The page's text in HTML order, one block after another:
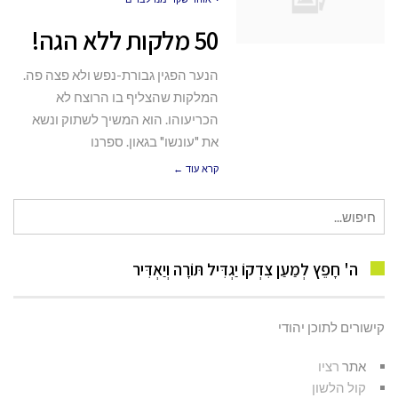
50 מלקות ללא הגה!
הנער הפגין גבורת-נפש ולא פצה פה.
המלקות שהצליף בו הרוצח לא
הכריעוהו. הוא המשיך לשתוק ונשא
את "עונשו" בגאון. ספרנו
קרא עוד ←
עבור:
ה' חָפֵץ לְמַעַן צִדְקוֹ יַגְדִּיל תּוֹרָה וְיַאְדִּיר
קישורים לתוכן יהודי
אתר רציו
קול הלשון